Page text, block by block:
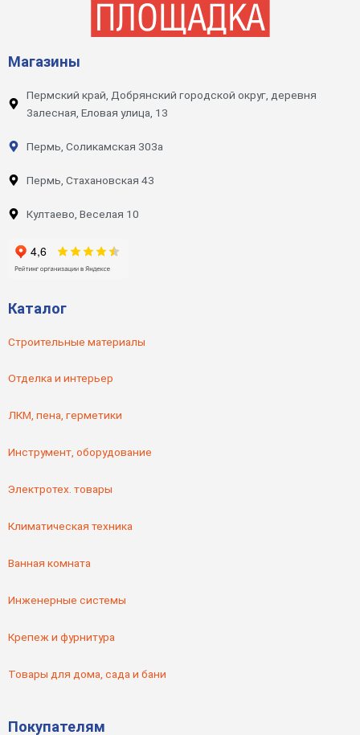
Магазины
Пермский край, Добрянский городской округ, деревня
Залесная, Еловая улица, 13
Пермь, Соликамская 303а
Пермь, Стахановская 43
Култаево, Веселая 10
Каталог
Строительные материалы
Отделка и интерьер
ЛКМ, пена, герметики
Инструмент, оборудование
Электротех. товары
Климатическая техника
Ванная комната
Инженерные системы
Крепеж и фурнитура
Товары для дома, сада и бани
Покупателям